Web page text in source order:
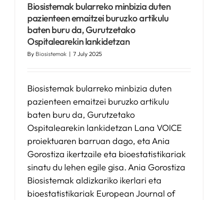
Biosistemak bularreko minbizia duten
pazienteen emaitzei buruzko artikulu
baten buru da, Gurutzetako
Ospitalearekin lankidetzan
By Biosistemak | 7 July 2025
Biosistemak bularreko minbizia duten
pazienteen emaitzei buruzko artikulu
baten buru da, Gurutzetako
Ospitalearekin lankidetzan Lana VOICE
proiektuaren barruan dago, eta Ania
Gorostiza ikertzaile eta bioestatistikariak
sinatu du lehen egile gisa. Ania Gorostiza
Biosistemak aldizkariko ikerlari eta
bioestatistikariak European Journal of